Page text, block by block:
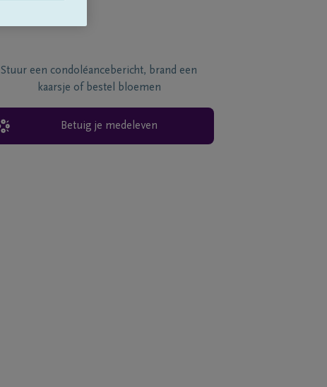
Stuur een condoléancebericht, brand een
kaarsje of bestel bloemen
Betuig je medeleven